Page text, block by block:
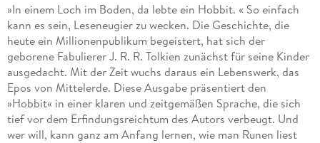
»In einem Loch im Boden, da lebte ein Hobbit. « So einfach
kann es sein, Leseneugier zu wecken. Die Geschichte, die
heute ein Millionenpublikum begeistert, hat sich der
geborene Fabulierer J. R. R. Tolkien zunächst für seine Kinder
ausgedacht. Mit der Zeit wuchs daraus ein Lebenswerk, das
Epos von Mittelerde. Diese Ausgabe präsentiert den
»Hobbit« in einer klaren und zeitgemäßen Sprache, die sich
tief vor dem Erfindungsreichtum des Autors verbeugt. Und
wer will, kann ganz am Anfang lernen, wie man Runen liest